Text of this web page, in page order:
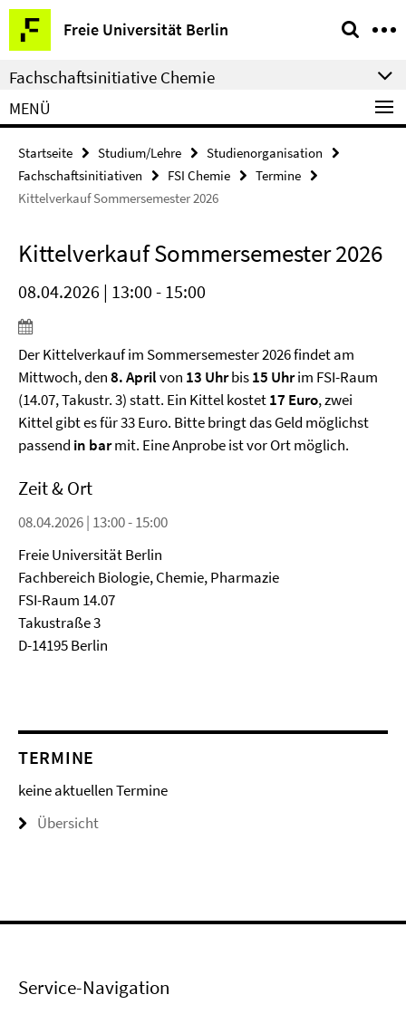
Springe
direkt
zu
Inhalt
Freie Universität Berlin
Service-
Navigation
Fachschaftsinitiative Chemie
MENÜ
Startseite Studium/Lehre
Studienorganisation
Fachschaftsinitiativen
FSI Chemie
Termine
Kittelverkauf Sommersemester 2026
Kittelverkauf Sommersemester 2026
08.04.2026 | 13:00 - 15:00
Der Kittelverkauf im Sommersemester 2026 findet am
Mittwoch, den8. Aprilvon 13 Uhrbis15 Uhrim FSI-Raum
(14.07, Takustr. 3) statt. Ein Kittel kostet17 Euro, zwei
Kittel gibt es für 33 Euro. Bitte bringt das Geld möglichst
passend in barmit. Eine Anprobe ist vor Ort möglich.
Zeit & Ort
08.04.2026 | 13:00 - 15:00
Freie Universität Berlin
Fachbereich Biologie, Chemie, Pharmazie
FSI-Raum 14.07
Takustraße 3
D-14195 Berlin
TERMINE
keine aktuellen Termine
Übersicht
Service-Navigation